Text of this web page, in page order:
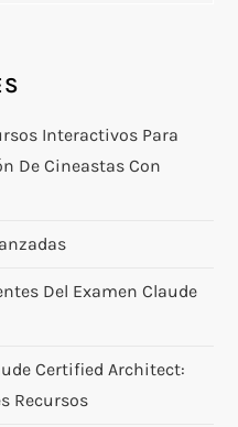
Interactivos Para
De Cineastas Con
Del Examen Claude
Certified Architect:
Recursos